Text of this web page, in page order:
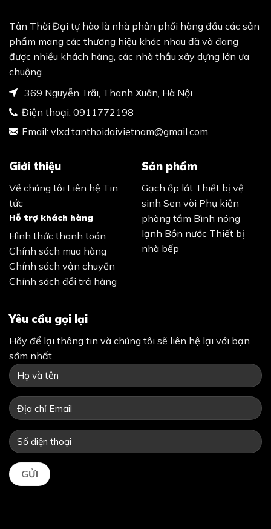
Tân Thời Đại tự hào là nhà phân phối hàng đầu các sản
phẩm mang các thương hiệu khác nhau đã và đang
được nhiều khách hàng, các nhà thầu xây dựng lớn ưa
chuộng.
369 Nguyễn Trãi, Thanh Xuân, Hà Nội
Điện thoại: 0911772198
Email: vlxd.tanthoidaivietnam@gmail.com
Giới thiệu
Về chúng tôi Liên hệ Tin
tức
Hỗ trợ khách hàng
Hình thức thanh toán
Chính sách mua hàng
Chính sách vận chuyển
Chính sách đổi trả hàng
Sản phẩm
Gạch ốp lát Thiết bị vệ
sinh Sen vòi Phụ kiện
phòng tắm Bình nóng
lạnh Bồn nước Thiết bị
nhà bếp
Yêu cầu gọi lại
Hãy để lại thông tin và chúng tôi sẽ liên hệ lại với bạn
sớm nhất.